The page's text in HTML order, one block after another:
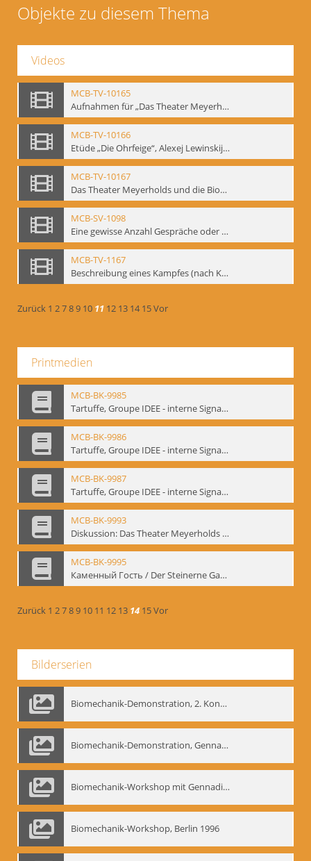
Objekte zu diesem Thema
Videos
MCB-TV-10165
Aufnahmen für „Das Theater Meyerholds und die Biomechanik“ (14). Interview von Jörg Bochow mit Gennadij Bogdanow - Interne Signatur: BM-vid-192
MCB-TV-10166
Etüde „Die Ohrfeige“, Alexej Lewinskij und Gennadij Bogdanow - Interne Signatur: BM-vid-197
MCB-TV-10167
Das Theater Meyerholds und die Biomechanik. Ein Film des Mime Centrums in Zusammenarbeit mit Gennadij Bogdanow. - Interne Signatur: BM-vid-104
MCB-SV-1098
Eine gewisse Anzahl Gespräche oder das völlig umgearbeitete Stundenbuch, Berlin 1995.
MCB-TV-1167
Beschreibung eines Kampfes (nach Kafka)
Zurück 1 2789 10 11 12 13 14 15Vor
Printmedien
MCB-BK-9985
Tartuffe, Groupe IDEE - interne Signatur: BM-prt-192
MCB-BK-9986
Tartuffe, Groupe IDEE - interne Signatur: BM-prt-193
MCB-BK-9987
Tartuffe, Groupe IDEE - interne Signatur: BM-prt-194
MCB-BK-9993
Diskussion: Das Theater Meyerholds und die Biomechanik, 18.09.1995 - interne Signatur: BM-prt-200
MCB-BK-9995
Каменный Гость / Der Steinerne Gast - interne Signatur: BM-prt-202
Zurück 1 2789 10 11 12 13 14 15Vor
Bilderserien
Biomechanik-Demonstration, 2. Kongress der EMF, Mai 1995
Biomechanik-Demonstration, Gennadij Bogdanow im Berliner Ensemble, 04.10.1991
Biomechanik-Workshop mit Gennadij Nikolajewitsch Bogdanow im Mime Centrum Berlin, 1991
Biomechanik-Workshop, Berlin 1996